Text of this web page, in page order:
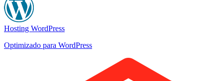
Hosting WordPress
Optimizado para WordPress